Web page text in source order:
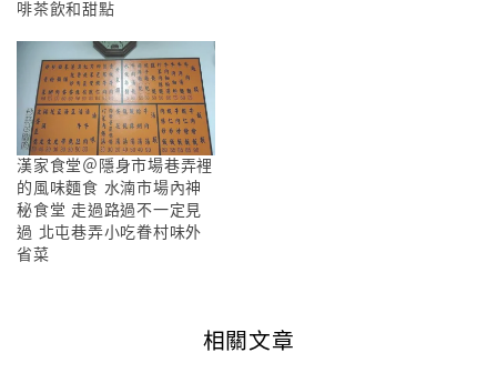
啡茶飲和甜點
漢家食堂＠隱身市場巷弄裡
的風味麵食 水湳市場內神
秘食堂 走過路過不一定見
過 北屯巷弄小吃眷村味外
省菜
相關文章